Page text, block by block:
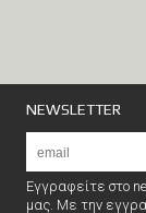
NEWSLETTER
Εγγραφείτε στο
μας. Με την